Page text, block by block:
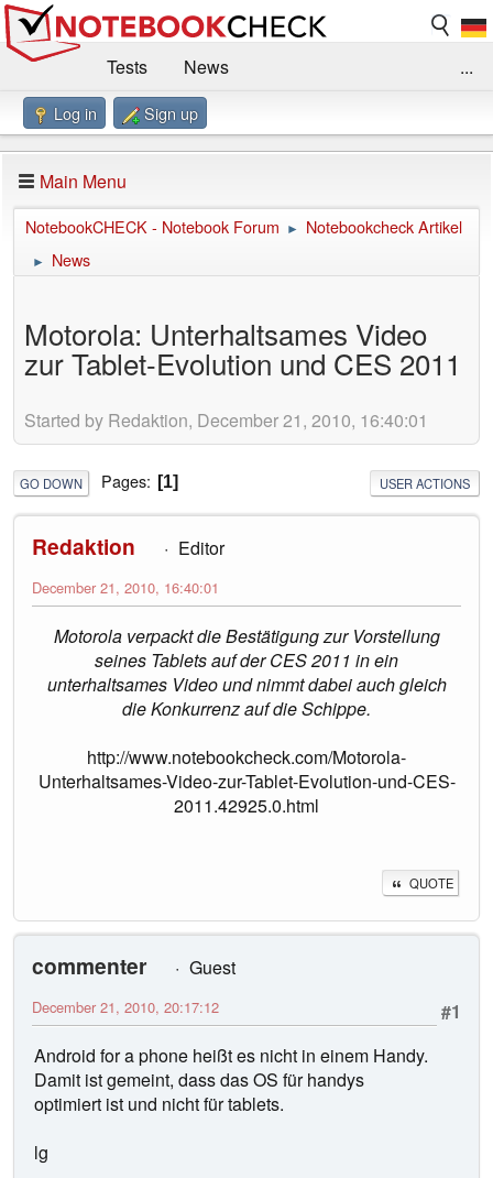
Tests
News
Benchmarks / Technik
Forum
Impressum
...
Log in Sign up
Main Menu
NotebookCHECK - Notebook Forum ► Notebookcheck Artikel
► News
Motorola: Unterhaltsames Video
zur Tablet-Evolution und CES 2011
Started by Redaktion, December 21, 2010, 16:40:01
GO DOWN Pages 1 USER ACTIONS
Redaktion Editor
December 21, 2010, 16:40:01
Motorola verpackt die Bestätigung zur Vorstellung
seines Tablets auf der CES 2011 in ein
unterhaltsames Video und nimmt dabei auch gleich
die Konkurrenz auf die Schippe.
http://www.notebookcheck.com/Motorola-
Unterhaltsames-Video-zur-Tablet-Evolution-und-CES-
2011.42925.0.html
QUOTE
commenter
Guest
#1
December 21, 2010, 20:17:12
Android for a phone heißt es nicht in einem Handy.
Damit ist gemeint, dass das OS für handys
optimiert ist und nicht für tablets.
lg